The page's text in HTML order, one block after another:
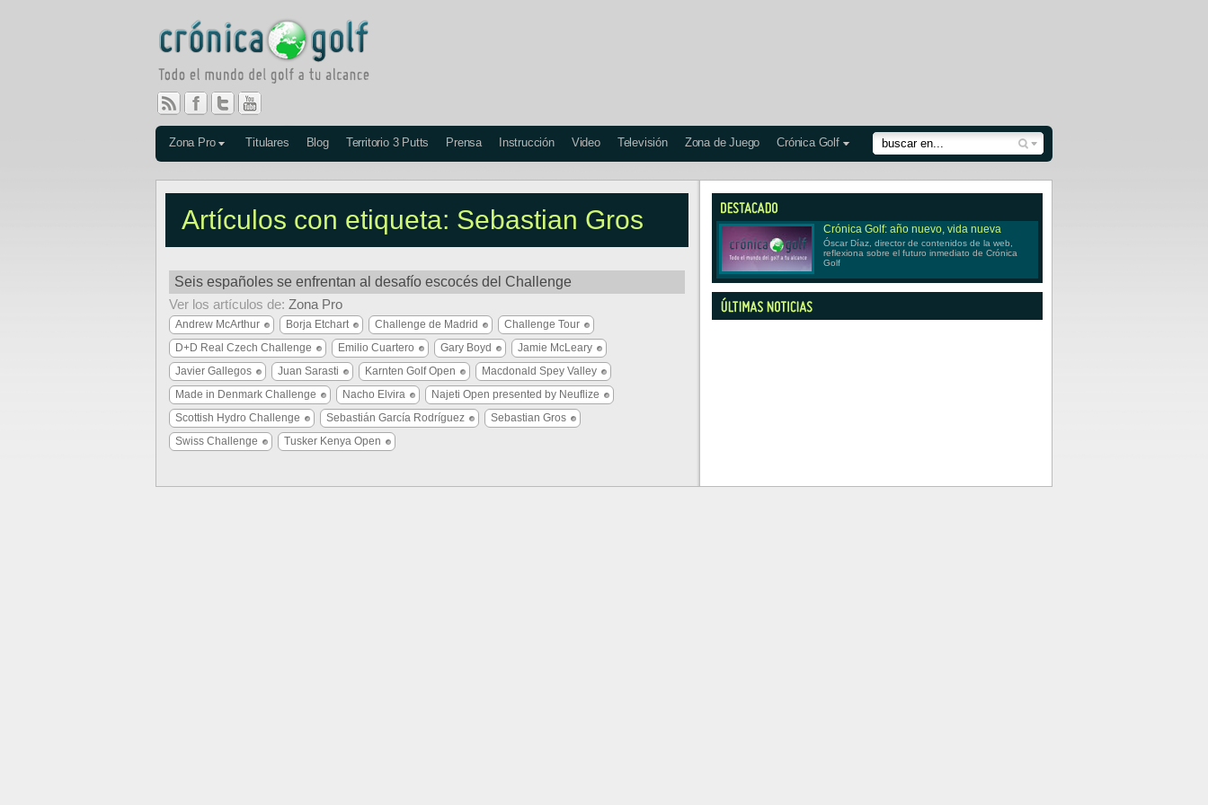
Zona Pro Titulares Blog Territorio 3 Putts Prensa Instrucción Video Televisión Zona de Juego Crónica Golf
Artículos con etiqueta: Sebastian Gros
Seis españoles se enfrentan al desafío escocés del Challenge
Ver los artículos de: Zona Pro
Andrew McArthur Borja Etchart Challenge de Madrid
Challenge Tour
D+D Real Czech Challenge
Emilio Cuartero Gary Boyd
Jamie McLeary
Javier Gallegos
Juan Sarasti Karnten Golf Open
Macdonald Spey Valley
Made in Denmark Challenge
Nacho Elvira
Najeti Open presented by Neuflize
Scottish Hydro Challenge
Sebastián García Rodríguez
Sebastian Gros
Swiss Challenge
Tusker Kenya Open
Crónica Golf: año nuevo, vida nueva
Óscar Díaz, director de contenidos de la web,
reflexiona sobre el futuro inmediato de Crónica
Golf